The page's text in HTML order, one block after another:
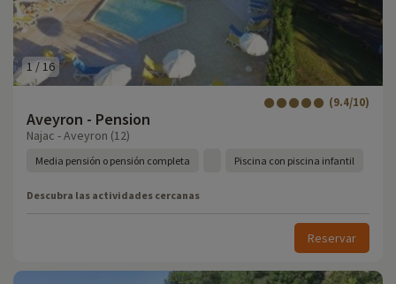
1/16
Aveyron - Pension
(9.4/10)
Najac - Aveyron (12)
Media pensión o pensión completa Piscina con piscina infantil
Descubra las actividades cercanas
Reservar